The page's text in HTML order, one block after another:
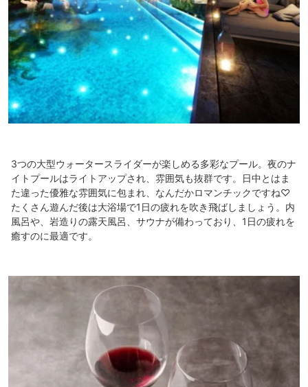
3つの大型ウォータースライダーが楽しめる多彩なプール。夜のナ
イトプールはライトアップされ、雰囲気も抜群です。日中とはま
た違った優雅な雰囲気に包まれ、なんだかロマンチックですね♡
たくさん遊んだ後は大浴場で1日の疲れを吹き飛ばしましょう。内
風呂や、岩造りの露天風呂、サウナが備わっており、1日の疲れを
癒すのに最適です。